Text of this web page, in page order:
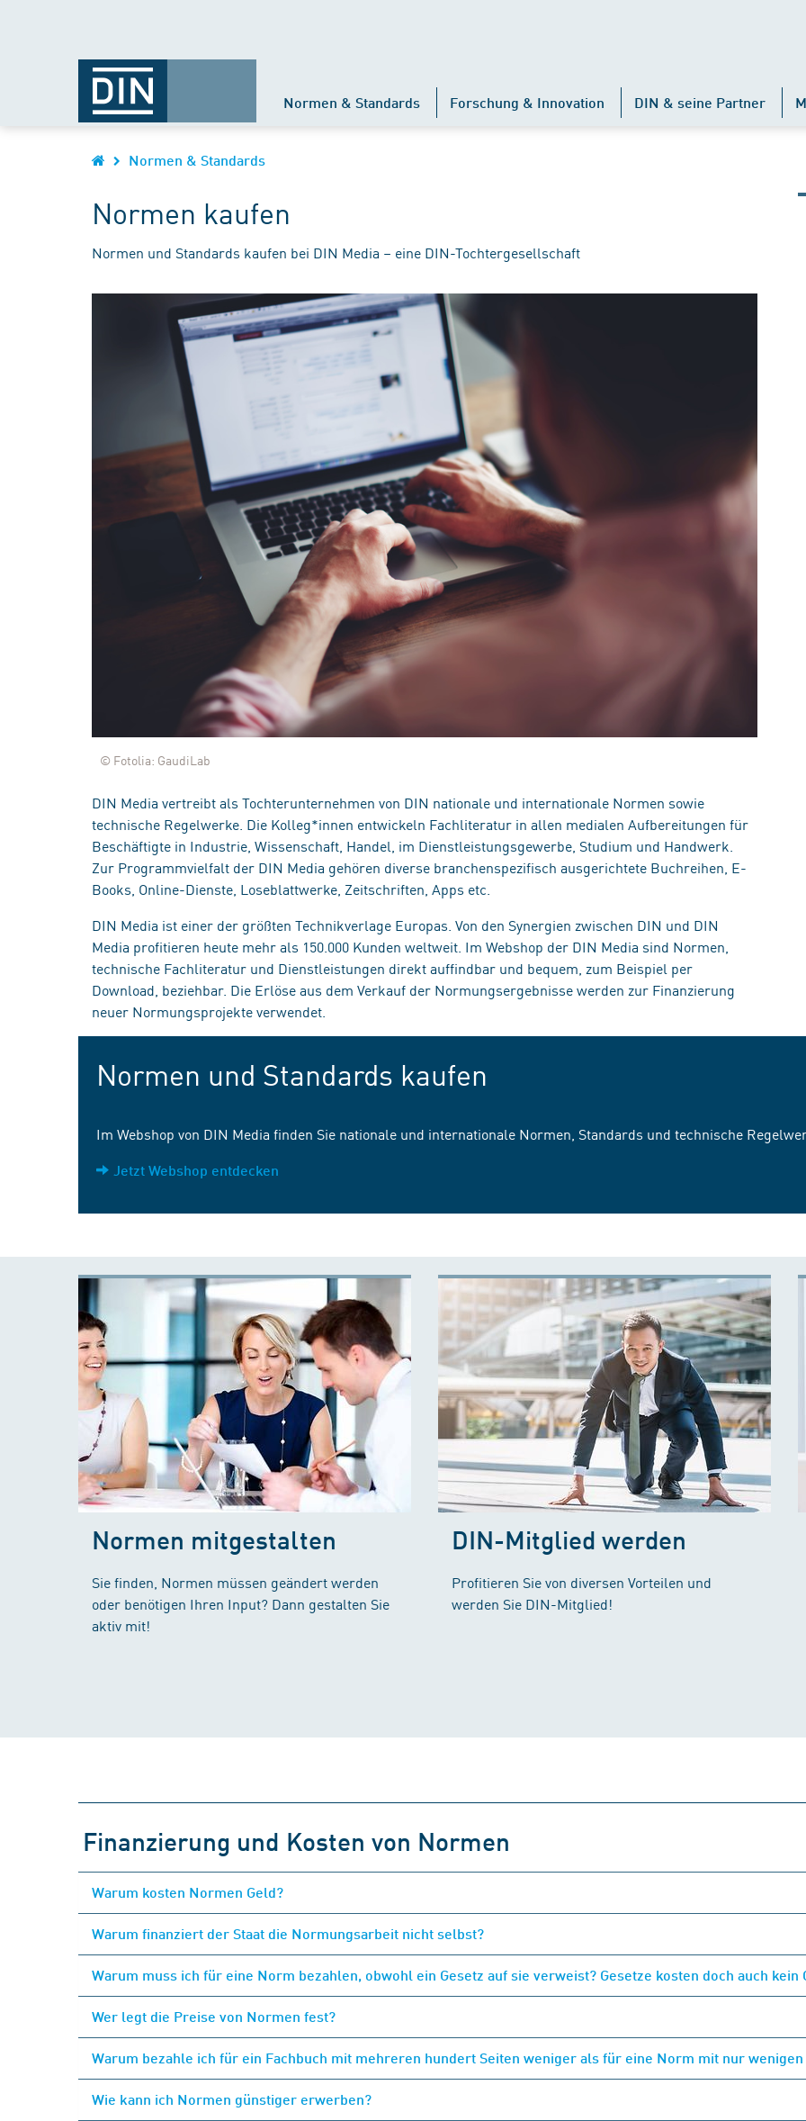
Normen & Standards Forschung & Innovation DIN & seine Partner
Normen & Standards
Normen kaufen
Normen und Standards kaufen bei DIN Media – eine DIN-Tochtergesellschaft
© Fotolia: GaudiLab
DIN Media vertreibt als Tochterunternehmen von DIN nationale und internationale Normen sowie
technische Regelwerke. Die Kolleg*innen entwickeln Fachliteratur in allen medialen Aufbereitungen für
Beschäftigte in Industrie, Wissenschaft, Handel, im Dienstleistungsgewerbe, Studium und Handwerk.
Zur Programmvielfalt der DIN Media gehören diverse branchenspezifisch ausgerichtete Buchreihen, E-
Books, Online-Dienste, Loseblattwerke, Zeitschriften, Apps etc.
DIN Media ist einer der größten Technikverlage Europas. Von den Synergien zwischen DIN und DIN
Media profitieren heute mehr als 150.000 Kunden weltweit. Im Webshop der DIN Media sind Normen,
technische Fachliteratur und Dienstleistungen direkt auffindbar und bequem, zum Beispiel per
Download, beziehbar. Die Erlöse aus dem Verkauf der Normungsergebnisse werden zur Finanzierung
neuer Normungsprojekte verwendet.
Normen und Standards kaufen
Im Webshop von DIN Media finden Sie nationale und internationale Normen, Standards und technische
Jetzt Webshop entdecken
Normen mitgestalten
Sie finden, Normen müssen geändert werden
oder benötigen Ihren Input? Dann gestalten Sie
aktiv mit!
DIN-Mitglied werden
Profitieren Sie von diversen Vorteilen und
werden Sie DIN-Mitglied!
Finanzierung und Kosten von Normen
Warum kosten Normen Geld?
Warum finanziert der Staat die Normungsarbeit nicht selbst?
Warum muss ich für eine Norm bezahlen, obwohl ein Gesetz auf sie verweist? Gesetze kosten doch auch kein
Wer legt die Preise von Normen fest?
Warum bezahle ich für ein Fachbuch mit mehreren hundert Seiten weniger als für eine Norm mit nur wenigen
Wie kann ich Normen günstiger erwerben?